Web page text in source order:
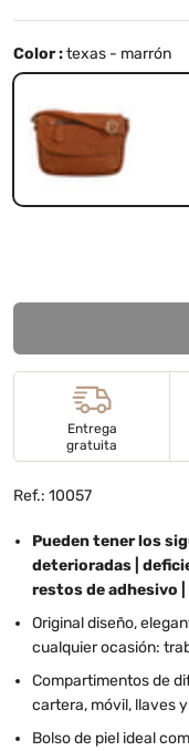
Color :texas - marrón
texas - marrón
Entrega
gratuita
Ref.: 10057
Pueden tener los
deterioradas |
restos de adhesivo
Original diseño,
cualquier ocasión:
Compartimentos de
cartera, móvil, llaves
Bolso de piel ideal